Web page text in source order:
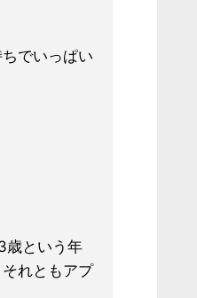
でいっぱい
歳という年
それともアプ